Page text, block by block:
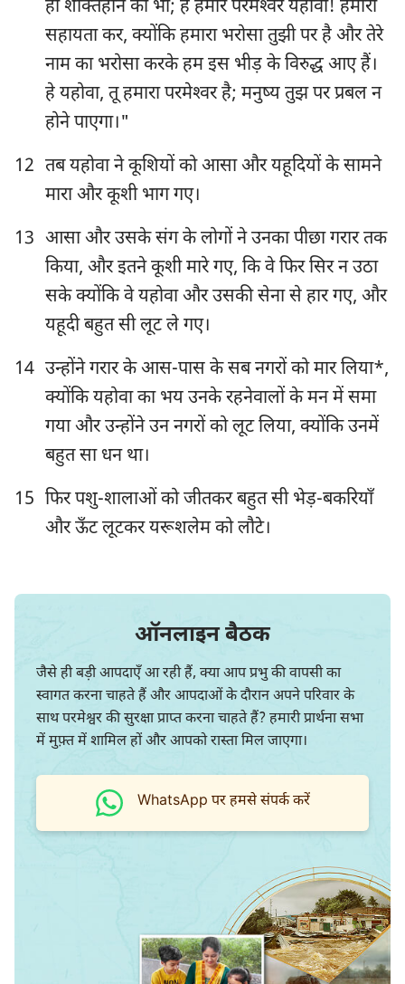
1 2 3 4
13
14
15
16 17 18 19 20
21
22
23 24 25 26 27
28
29
30 31
36
ही शक्तिहीन की भी; हे हमारे परमेश्‍वर यहोवा! हमारी
सहायता कर, क्योंकि हमारा भरोसा तुझी पर है और तेरे
नाम का भरोसा करके हम इस भीड़ के विरुद्ध आए हैं।
हे यहोवा, तू हमारा परमेश्‍वर है; मनुष्य तुझ पर प्रबल न
होने पाएगा।"
12 तब यहोवा ने कूशियों को आसा और यहूदियों के सामने
मारा और कूशी भाग गए।
13 आसा और उसके संग के लोगों ने उनका पीछा गरार तक
किया, और इतने कूशी मारे गए, कि वे फिर सिर न उठा
सके क्योंकि वे यहोवा और उसकी सेना से हार गए, और
यहूदी बहुत सी लूट ले गए।
14 उन्होंने गरार के आस-पास के सब नगरों को मार लिया*,
क्योंकि यहोवा का भय उनके रहनेवालों के मन में समा
गया और उन्होंने उन नगरों को लूट लिया, क्योंकि उनमें
बहुत सा धन था।
15 फिर पशु-शालाओं को जीतकर बहुत सी भेड़-बकरियाँ
और ऊँट लूटकर यरूशलेम को लौटे।
ऑनलाइन बैठक
जैसे ही बड़ी आपदाएँ आ रही हैं, क्या आप प्रभु की वापसी का
स्वागत करना चाहते हैं और आपदाओं के दौरान अपने परिवार के
साथ परमेश्वर की सुरक्षा प्राप्त करना चाहते हैं? हमारी प्रार्थना सभा
में मुफ़्त में शामिल हों और आपको रास्ता मिल जाएगा।
WhatsApp पर हमसे संपर्क करें